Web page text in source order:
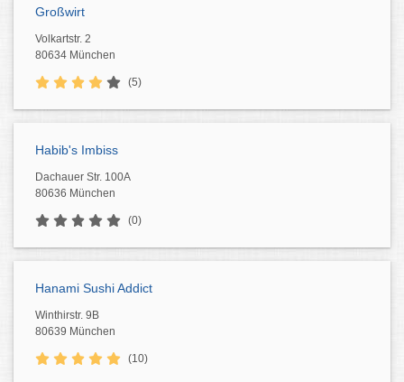
Großwirt
Volkartstr. 2
80634 München
(5)
Habib's Imbiss
Dachauer Str. 100A
80636 München
(0)
Hanami Sushi Addict
Winthirstr. 9B
80639 München
(10)